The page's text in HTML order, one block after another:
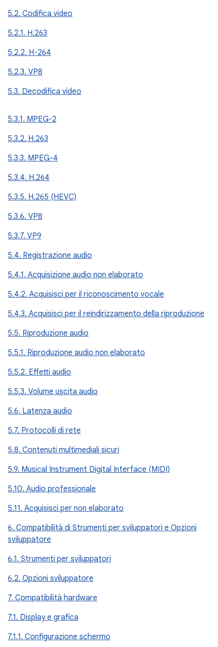
5.2. Codifica video
5.2.1. H.263
5.2.2. H-264
5.2.3. VP8
5.3. Decodifica video
5.3.1. MPEG-2
5.3.2. H.263
5.3.3. MPEG-4
5.3.4. H.264
5.3.5. H.265 (HEVC)
5.3.6. VP8
5.3.7. VP9
5.4. Registrazione audio
5.4.1. Acquisizione audio non elaborato
5.4.2. Acquisisci per il riconoscimento vocale
5.4.3. Acquisisci per il reindirizzamento della riproduzione
5.5. Riproduzione audio
5.5.1. Riproduzione audio non elaborato
5.5.2. Effetti audio
5.5.3. Volume uscita audio
5.6. Latenza audio
5.7. Protocolli di rete
5.8. Contenuti multimediali sicuri
5.9. Musical Instrument Digital Interface (MIDI)
5.10. Audio professionale
5.11. Acquisisci per non elaborato
6. Compatibilità di Strumenti per sviluppatori e Opzioni
sviluppatore
6.1. Strumenti per sviluppatori
6.2. Opzioni sviluppatore
7. Compatibilità hardware
7.1. Display e grafica
7.1.1. Configurazione schermo